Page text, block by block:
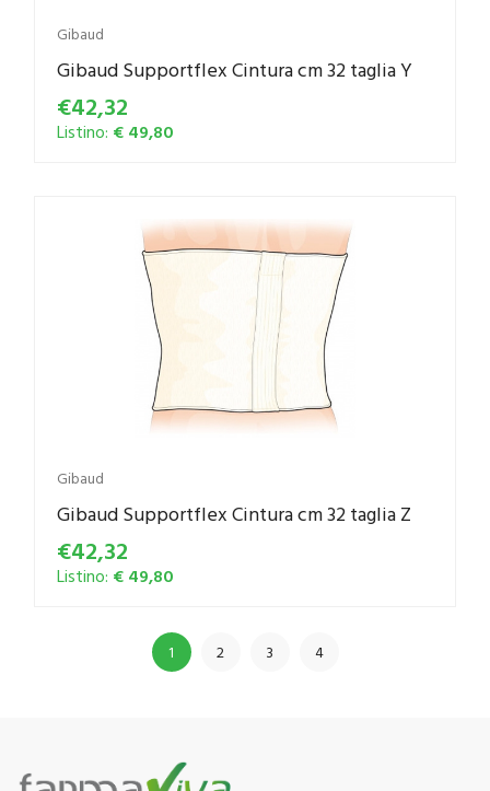
Gibaud
Gibaud Supportflex Cintura cm 32 taglia Y
€42,32
Listino: € 49,80
Gibaud
Gibaud Supportflex Cintura cm 32 taglia Z
€42,32
Listino: € 49,80
1 2 3 4